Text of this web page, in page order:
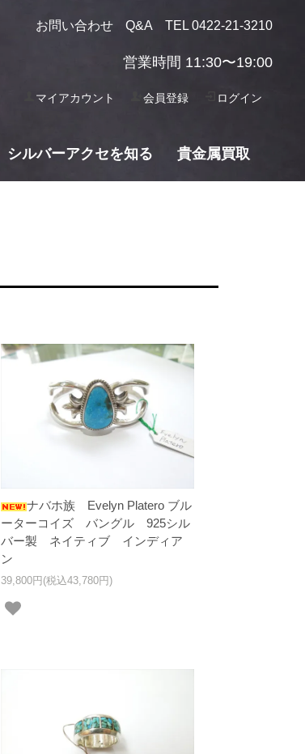
お問い合わせ Q&A TEL 0422-21-3210
営業時間 11:30〜19:00
マイアカウント 会員登録 ログイン
シルバーアクセを知る 貴金属買取
ナバホ族 Evelyn Platero ブル
ーターコイズ バングル 925シル
バー製 ネイティブ インディア
ン
39,800円(税込43,780円)